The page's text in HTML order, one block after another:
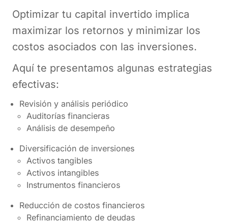
Optimizar tu capital invertido implica
maximizar los retornos y minimizar los
costos asociados con las inversiones.
Aquí te presentamos algunas estrategias
efectivas:
Revisión y análisis periódico
Auditorías financieras
Análisis de desempeño
Diversificación de inversiones
Activos tangibles
Activos intangibles
Instrumentos financieros
Reducción de costos financieros
Refinanciamiento de deudas